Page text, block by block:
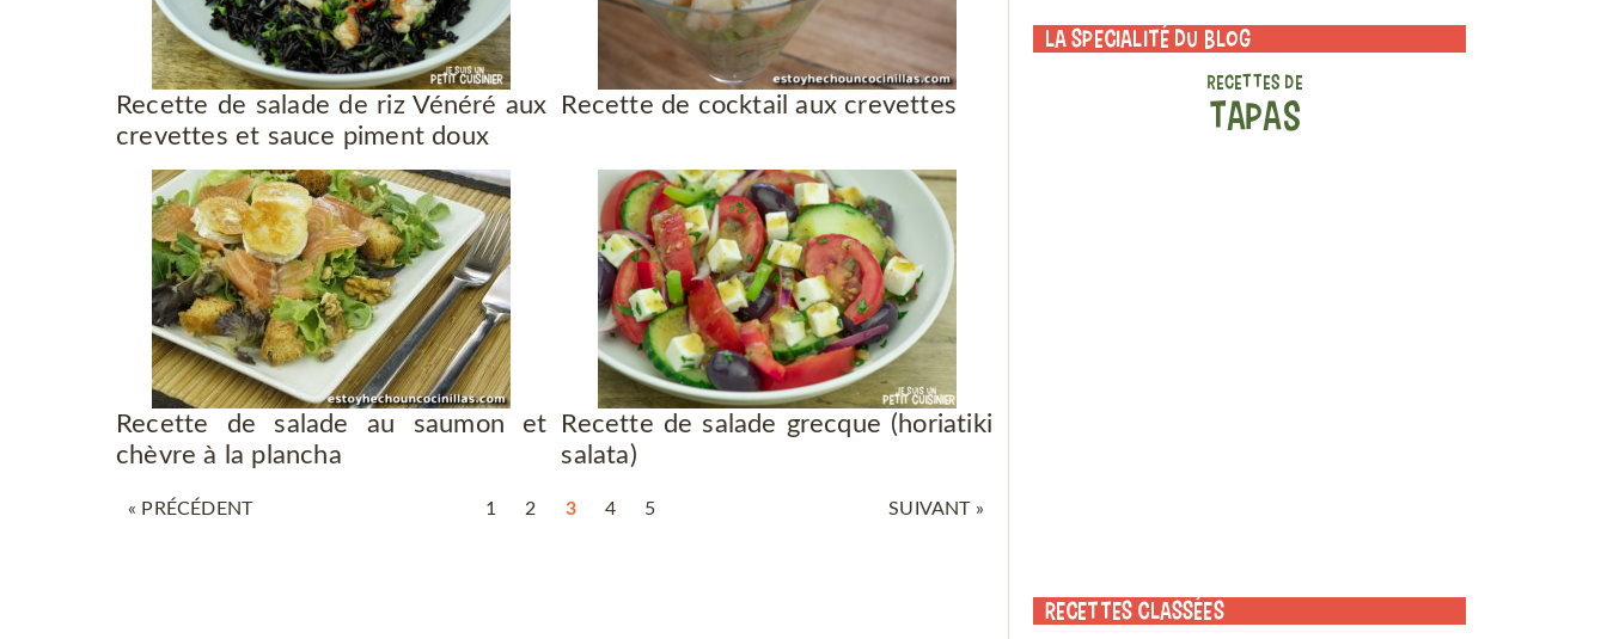
Recette de salade de riz Vénéré aux
crevettes et sauce piment doux
Recette de cocktail aux crevettes
Recette de salade au saumon et
chèvre à la plancha
Recette de salade grecque (horiatiki
salata)
« PRÉCÉDENT 1 2 3 4 5 SUIVANT »
La specialité du blog
RECETTES DE
TAPAS
Recettes classées